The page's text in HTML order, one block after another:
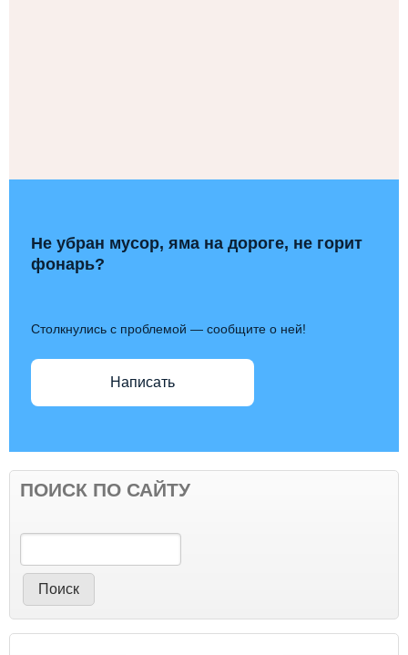
Не убран мусор, яма на дороге, не горит
фонарь?
Столкнулись с проблемой — сообщите о ней!
Написать
ПОИСК ПО САЙТУ
Поиск